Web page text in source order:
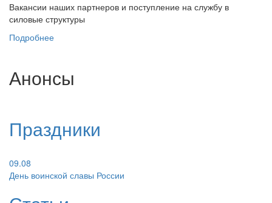
Вакансии наших партнеров и поступление на службу в
силовые структуры
Подробнее
Анонсы
Праздники
09.08
День воинской славы России